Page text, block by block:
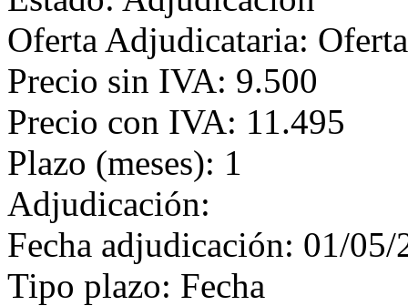
Oferta Adjudicataria:
Precio sin IVA: 9.500
Precio con IVA: 11.495
Plazo (meses): 1
Adjudicación:
Fecha adjudicación: 01/05/
Tipo plazo: Fecha